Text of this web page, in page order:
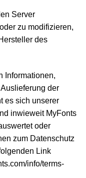
Server
zu modifizieren,
des
Informationen,
der
es sich unserer
inwieweit MyFonts
oder
zum Datenschutz
Link
info/terms-